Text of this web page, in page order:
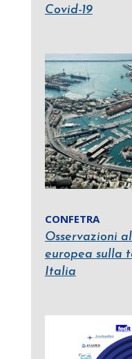
Covid-19
CONFETRA
Osservazioni
europea sulla
Italia